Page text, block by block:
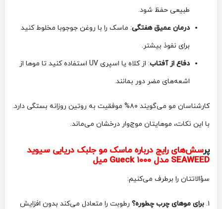
طبیعی حفظ شود.
درمان عمیق هفتگی: ماسک را با روغن جوجوبا مخلوط کنید
برای نفوذ بیشتر.
دفاع از آفتاب
: از کلاه یا اسپری UV استفاده کنید تا موها از
اشعه‌های مضر دور بمانند.
کارشناسان مو می‌گویند ۸۰% موفقیت به روتین روزانه بستگی دارد.
با این نکات، موهایتان موج‌وار درخشان می‌ماند.
پرسش‌های رایج درباره ماسک مو جلبک دریایی سیوید
SEAWEED مدل Gueck ۱۰۰۰ میل
سؤالاتتان را برطرف می‌کنیم:
۱. برای موهای چرب چطوره؟ رطوبت را متعادل می‌کند بدون افزایش